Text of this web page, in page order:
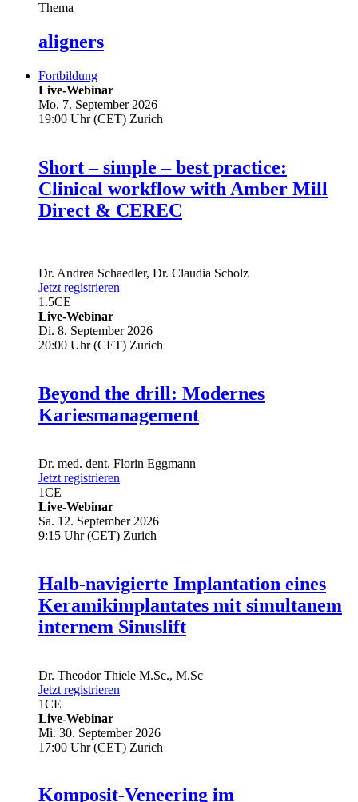
Thema
aligners
Fortbildung
Live-Webinar
Mo. 7. September 2026
19:00 Uhr (CET) Zurich
Short – simple – best practice:
Clinical workflow with Amber Mill
Direct & CEREC
Dr. Andrea Schaedler, Dr. Claudia Scholz
Jetzt registrieren
1.5CE
Live-Webinar
Di. 8. September 2026
20:00 Uhr (CET) Zurich
Beyond the drill: Modernes
Kariesmanagement
Dr. med. dent. Florin Eggmann
Jetzt registrieren
1CE
Live-Webinar
Sa. 12. September 2026
9:15 Uhr (CET) Zurich
Halb-navigierte Implantation eines
Keramikimplantates mit simultanem
internem Sinuslift
Dr. Theodor Thiele M.Sc., M.Sc
Jetzt registrieren
1CE
Live-Webinar
Mi. 30. September 2026
17:00 Uhr (CET) Zurich
Komposit-Veneering im